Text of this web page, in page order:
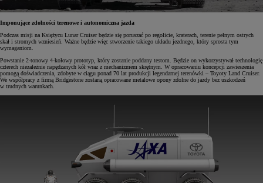
Imponujące zdolności terenowe i autonomiczna jazda
Podczas misji na Księżycu Lunar Cruiser będzie się poruszać po regolicie, kraterach, terenie pełnym ostrych
skał i stromych wzniesień. Ważne będzie więc stworzenie takiego układu jezdnego, który sprosta tym
wymaganiom.
Powstanie 2-tonowy 4-kołowy prototyp, który zostanie poddany testom. Będzie on wykorzystywał technologię
czterech niezależnie napędzanych kół wraz z mechanizmem skrętnym. W opracowaniu koncepcji zawieszenia
pomogą doświadczenia, zdobyte w ciągu ponad 70 lat produkcji legendarnej terenówki – Toyoty Land Cruiser.
We współpracy z firmą Bridgestone zostaną opracowane metalowe opony zdolne do jazdy bez uszkodzeń
w trudnych warunkach.